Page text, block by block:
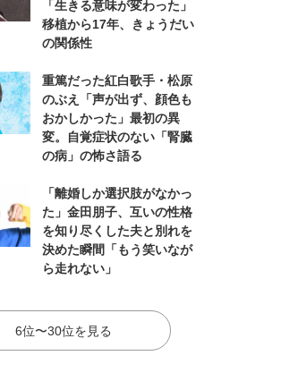
「生きる意味が変わった」
移植から17年、きょうだい
の関係性
重篤だった紅白歌手・松原
のぶえ「声が出ず、顔色も
おかしかった」最初の異
変。自覚症状のない「腎臓
の病」の怖さ語る
「離婚しか選択肢がなかっ
た」金田朋子、互いの性格
を知り尽くした夫と別れを
決めた瞬間「もう笑いなが
ら走れない」
6位〜30位を見る